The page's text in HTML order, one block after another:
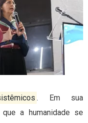
. Em sua
a humanidade se